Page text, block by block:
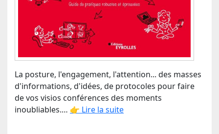
La posture, l'engagement, l'attention... des masses
d'informations, d'idées, de protocoles pour faire
de vos visios conférences des moments
inoubliables.… 👉 Lire la suite